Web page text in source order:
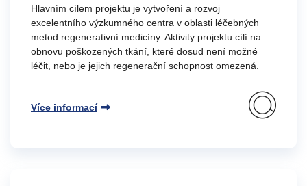
Hlavním cílem projektu je vytvoření a rozvoj
excelentního výzkumného centra v oblasti léčebných
metod regenerativní medicíny. Aktivity projektu cílí na
obnovu poškozených tkání, které dosud není možné
léčit, nebo je jejich regenerační schopnost omezená.
Více informací